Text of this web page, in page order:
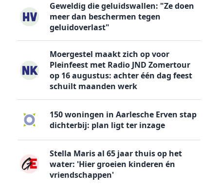
Geweldig die geluidswallen: "Ze doen
meer dan beschermen tegen
geluidoverlast"
Moergestel maakt zich op voor
Pleinfeest met Radio JND Zomertour
op 16 augustus: achter één dag feest
schuilt maanden werk
150 woningen in Aarlesche Erven stap
dichterbij: plan ligt ter inzage
Stella Maris al 65 jaar thuis op het
water: 'Hier groeien kinderen én
vriendschappen'